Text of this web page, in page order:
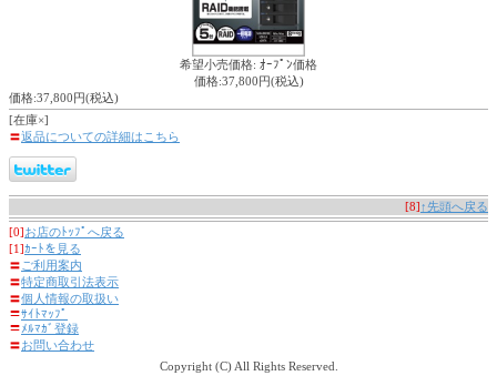
希望小売価格: ｵｰﾌﾟﾝ価格
価格:37,800円(税込)
価格:37,800円(税込)
[在庫×]
〓返品についての詳細はこちら
[8] ↑先頭へ戻る
[0] お店のﾄｯﾌﾟへ戻る
[1]ｶｰﾄを見る
〓 ご利用案内
〓特定商取引法表示
〓個人情報の取扱い
〓ｻｲﾄﾏｯﾌﾟ
〓ﾒﾙﾏｶﾞ登録
〓お問い合わせ
Copyright (C) All Rights Reserved.